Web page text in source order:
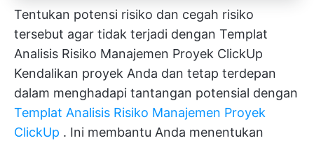
Tentukan potensi risiko dan cegah risiko
tersebut agar tidak terjadi dengan Templat
Analisis Risiko Manajemen Proyek ClickUp
Kendalikan proyek Anda dan tetap terdepan
dalam menghadapi tantangan potensial dengan
Templat Analisis Risiko Manajemen Proyek
ClickUp . Ini membantu Anda menentukan